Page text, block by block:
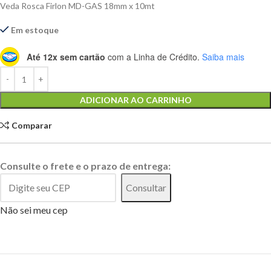
Veda Rosca Firlon MD-GAS 18mm x 10mt
Em estoque
Até 12x sem cartão com a Linha de Crédito. Saiba mais
ADICIONAR AO CARRINHO
Comparar
Consulte o frete e o prazo de entrega:
Consultar
Não sei meu cep